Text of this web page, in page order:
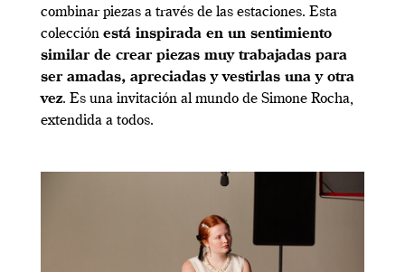
combinar piezas a través de las estaciones. Esta
colección está inspirada en un sentimiento
similar de crear piezas muy trabajadas para
ser amadas, apreciadas y vestirlas una y otra
vez. Es una invitación al mundo de Simone Rocha,
extendida a todos.